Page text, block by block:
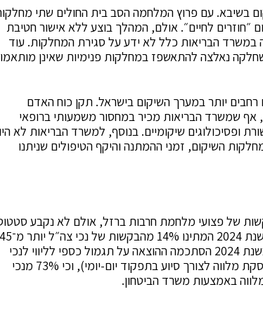
בשיבא. עם פרוץ המלחמה הסב בית החולים שתי
למחלקות השיקום ״חוזרים לחיים״. אולם, המהלך בוצע ללא אישור חטיבת
במשרד הבריאות כלל לא ידע על סגירת המחלקות. עוד
נאלצה להתאשפז במחלקות פנימיות שאינן
יותר במערך השיקום בישראל. תקן כוח האדם
אף שמשרד הבריאות מכיר במחסור משמעותי ברופאי
ופסיכולוגים שיקומיים. בנוסף, למשרד הבריאות לא היו
השיקום, זמני ההמתנה והיקף הטיפולים שניתנו
התקבלו במשרד הביטחון כ־26 אלף בקשות של פצועי מלחמת חרבות ברזל, אולם לא נקבע
ההכרה בנכות לכ־7,000 מהן, כ־27%. עוד עולה כי בשנת 2024 המתינו 14% מהבקשות של נכי צה״ל יותר מ־45
ימים לקבלת החזר הוצאות. עוד העלתה הביקורת כי בשנת 2024 הסתכמה ההוצאה על תגמול כספי לליווי לנכי
צה״ל בכ־309 מיליון שקל (סיוע במימון ההוצאות להעסקת מלווה לצורך סיוע בתפקוד יום-יומי), וכי 73% מנכי
באמצעות משרד הביטחון.